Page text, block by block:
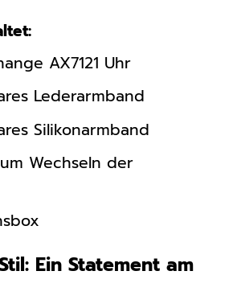
AX7121 Uhr
Lederarmband
Silikonarmband
Wechseln der
Ein Statement am